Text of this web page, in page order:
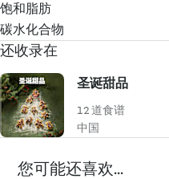
饱和脂肪
碳水化合物
还收录在
圣诞甜品
12 道食谱
中国
您可能还喜欢...